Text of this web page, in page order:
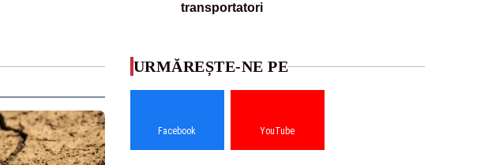
transportatori
URMĂREȘTE-NE PE
Facebook YouTube